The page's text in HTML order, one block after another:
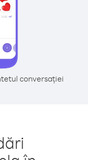
conversației